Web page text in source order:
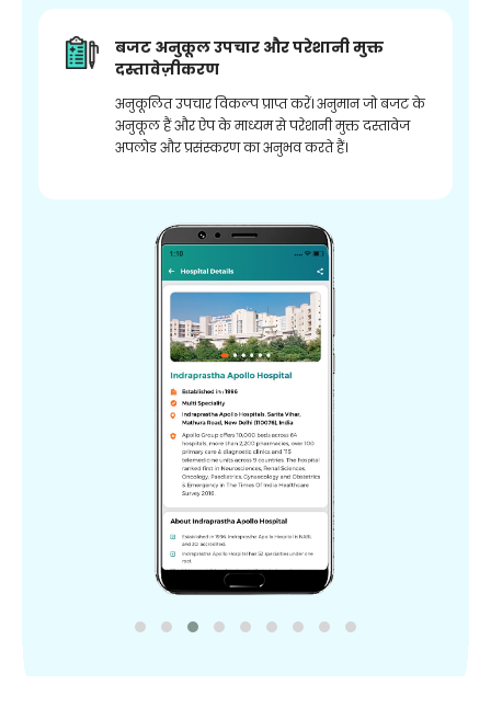
बजट अनुकूल उपचार और परेशानी मुक्त
दस्तावेज़ीकरण
अनुकूलित उपचार विकल्प प्राप्त करें। अनुमान जो बजट के
अनुकूल हैं और ऐप के माध्यम से परेशानी मुक्त दस्तावेज
अपलोड और प्रसंस्करण का अनुभव करते हैं।